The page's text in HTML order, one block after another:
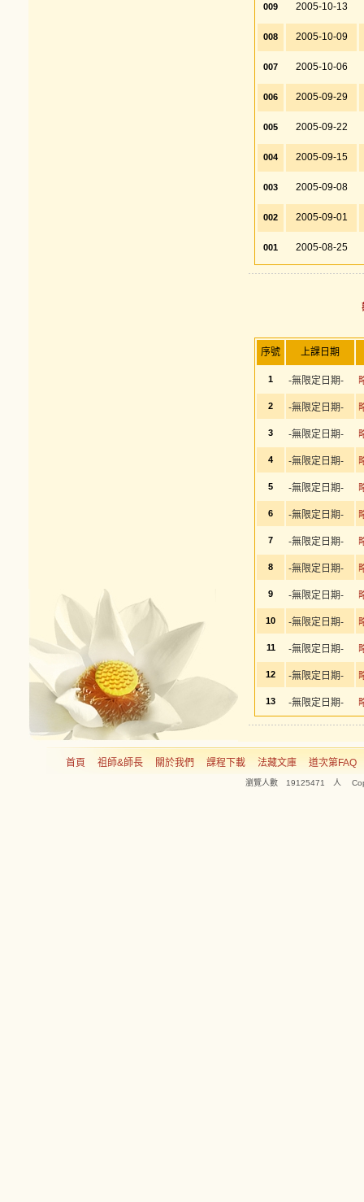
009 2005-10-13
008 2005-10-09
007 2005-10-06
006 2005-09-29
005 2005-09-22
004 2005-09-15
003 2005-09-08
002 2005-09-01
001 2005-08-25
序號 上課日期
1 -無限定日期-
2 -無限定日期-
3 -無限定日期-
4 -無限定日期-
5 -無限定日期-
6 -無限定日期-
7 -無限定日期-
8 -無限定日期-
9 -無限定日期-
10 -無限定日期-
11 -無限定日期-
12 -無限定日期-
13 -無限定日期-
首頁 祖師&師長 關於我們 課程下載 法藏文庫 道次第FAQ
瀏覽人數 19125471 人